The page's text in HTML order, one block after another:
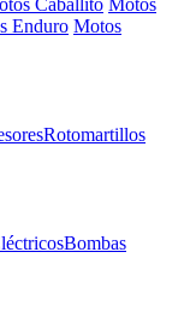
Enduro Motos
Rotomartillos
Bombas